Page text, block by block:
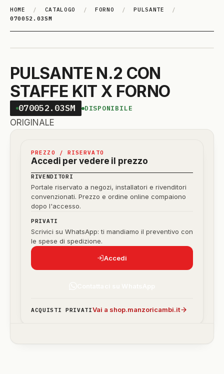
HOME / CATALOGO / FORNO / PULSANTE
/
070052.03SM
PULSANTE N.2 CON
STAFFE KIT X FORNO
070052.03SM DISPONIBILE
ORIGINALE
PREZZO / RISERVATO
Accedi per vedere il prezzo
RIVENDITORI
Portale riservato a negozi, installatori e rivenditori
convenzionati. Prezzo e ordine online compaiono
dopo l'accesso.
PRIVATI
Scrivici su WhatsApp: ti mandiamo il preventivo con
le spese di spedizione.
Accedi
ACQUISTI PRIVATIVai a shop.manzoricambi.it